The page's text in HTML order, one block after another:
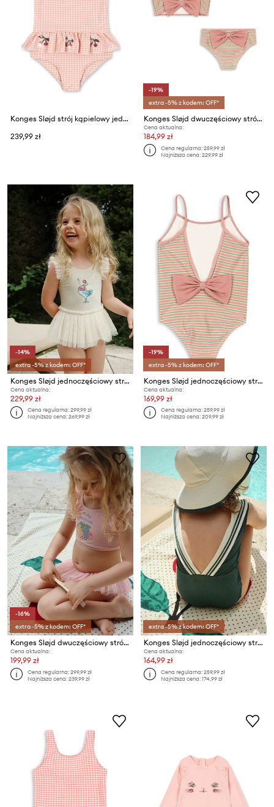
Konges Sløjd strój kąpielowy jednoczęściowy dziecięcy ETTA SWIMSUIT
239,99 zł
-19%
extra -5% z kodem: OFF*
Konges Sløjd dwuczęściowy strój kąpielowy dziecięcy BOWWOW BIKINI
Cena aktualna:
184,99 zł
Cena regularna:259,99 zł
Najniższa cena:229,99 zł
-14%
extra -5% z kodem: OFF*
Konges Sløjd jednoczęściowy strój kąpielowy dziecięcy AMANDINE SWIMSUIT
Cena aktualna:
229,99 zł
Cena regularna:299,99 zł
Najniższa cena:269,99 zł
-19%
extra -5% z kodem: OFF*
Konges Sløjd jednoczęściowy strój kąpielowy dziecięcy BOWWOW SWIMSUIT
Cena aktualna:
169,99 zł
Cena regularna:259,99 zł
Najniższa cena:209,99 zł
-16%
extra -5% z kodem: OFF*
Konges Sløjd dwuczęściowy strój kąpielowy dziecięcy AMANDINE BIKINI
Cena aktualna:
199,99 zł
Cena regularna:299,99 zł
Najniższa cena:239,99 zł
extra -5% z kodem: OFF*
Konges Sløjd jednoczęściowy strój kąpielowy dziecięcy SAILOR SWIMSUIT GRS
Cena aktualna:
164,99 zł
Cena regularna:259,99 zł
Najniższa cena:174,99 zł